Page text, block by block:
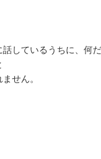
話しているうちに、何
せん。